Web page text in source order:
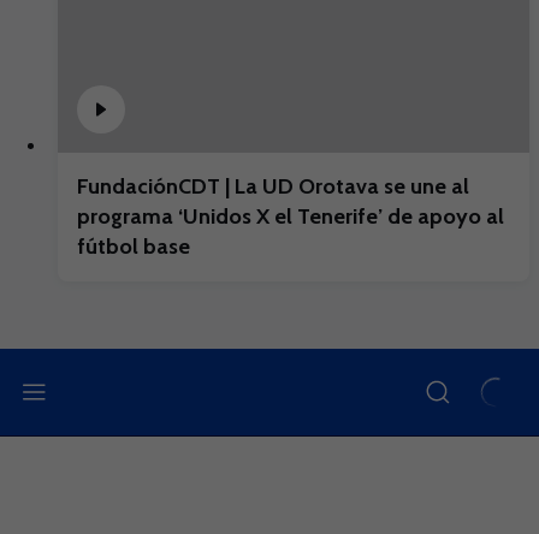
FundaciónCDT | La UD Orotava se une al
programa ‘Unidos X el Tenerife’ de apoyo al
fútbol base